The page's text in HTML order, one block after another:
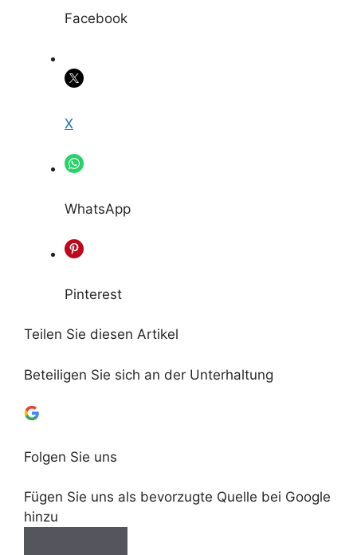
Facebook
X
WhatsApp
Pinterest
Teilen Sie diesen Artikel
Beteiligen Sie sich an der Unterhaltung
Folgen Sie uns
Fügen Sie uns als bevorzugte Quelle bei Google
hinzu